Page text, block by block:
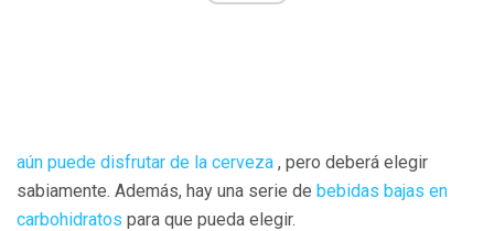
aún puede disfrutar de la cerveza , pero deberá elegir
sabiamente. Además, hay una serie de bebidas bajas en
carbohidratos para que pueda elegir.